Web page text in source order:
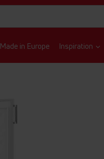
Made in Europe Inspiration